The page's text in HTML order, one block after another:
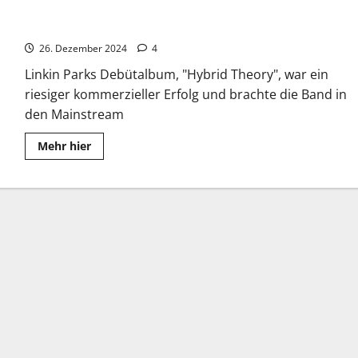
26. Dezember 2024 4
Linkin Parks Debütalbum, "Hybrid Theory", war ein
riesiger kommerzieller Erfolg und brachte die Band in
den Mainstream
Mehr hierRead
more
Park: